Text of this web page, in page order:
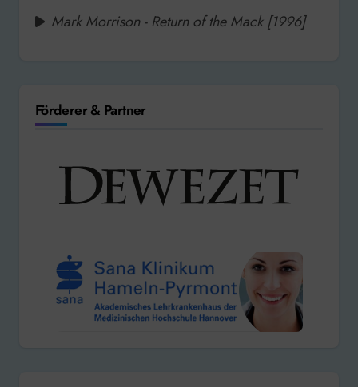
Mark Morrison - Return of the Mack [1996]
Förderer & Partner